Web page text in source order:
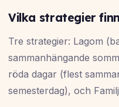
Vilka strategier
Tre strategier: Lagom
sammanhängande
röda dagar (flest
semesterdag), och